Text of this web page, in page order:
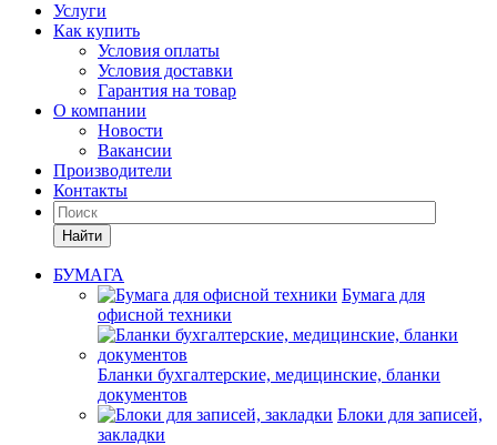
Услуги
Как купить
Условия оплаты
Условия доставки
Гарантия на товар
О компании
Новости
Вакансии
Производители
Контакты
Найти
БУМАГА
Бумага для
офисной техники
Бланки бухгалтерские, медицинские, бланки
документов
Блоки для записей,
закладки